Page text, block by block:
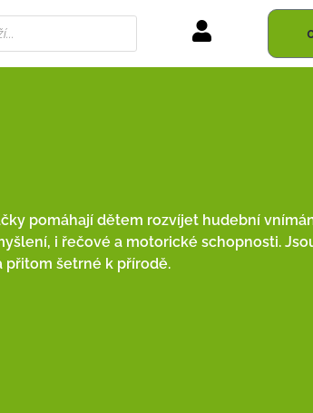
pomáhají dětem rozvíjet hudební
i řečové a motorické schopnosti.
přitom šetrné k přírodě.